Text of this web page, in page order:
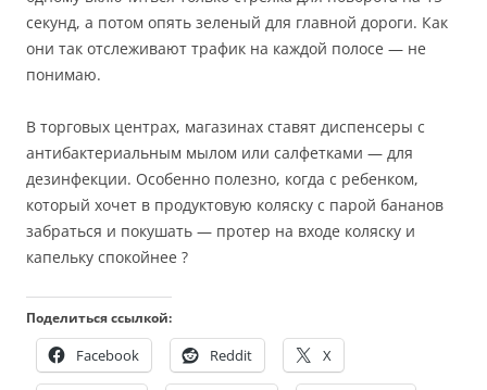
секунд, а потом опять зеленый для главной дороги. Как
они так отслеживают трафик на каждой полосе — не
понимаю.
В торговых центрах, магазинах ставят диспенсеры с
антибактериальным мылом или салфетками — для
дезинфекции. Особенно полезно, когда с ребенком,
который хочет в продуктовую коляску с парой бананов
забраться и покушать — протер на входе коляску и
капельку спокойнее ?
Поделиться ссылкой:
Facebook Reddit X